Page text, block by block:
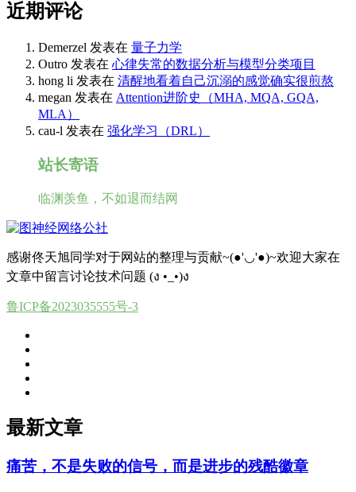
近期评论
Demerzel 发表在 量子力学
Outro 发表在 心律失常的数据分析与模型分类项目
hong li 发表在 清醒地看着自己沉溺的感觉确实很煎熬
megan 发表在 Attention进阶史（MHA, MQA, GQA,
MLA）
cau-l 发表在 强化学习（DRL）
站长寄语
临渊羡鱼，不如退而结网
感谢佟天旭同学对于网站的整理与贡献~(●'◡'●)~欢迎大家在
文章中留言讨论技术问题 (ง •_•)ง
鲁ICP备2023035555号-3
最新文章
痛苦，不是失败的信号，而是进步的残酷徽章